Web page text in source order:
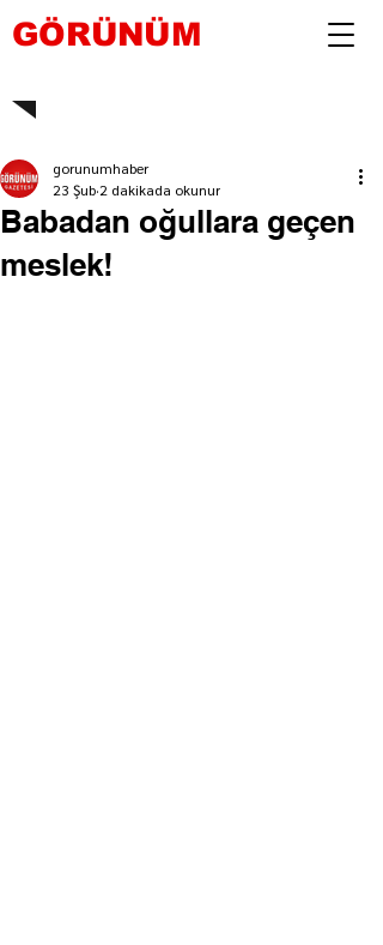
GÖRÜNÜM
Babadan oğullara geçen
meslek!
gorunumhaber
23 Şub 2 dakikada okunur